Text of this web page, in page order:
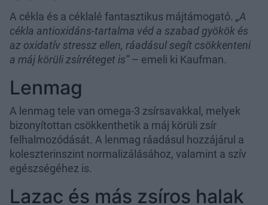
A cékla és a céklalé fantasztikus májtámogató. „A
cékla antioxidáns-tartalma véd a szabad gyökök és
az oxidatív stressz ellen, ráadásul segít csökkenteni
a máj körüli zsírréteget is”– emeli ki Kaufman.
Lenmag
A lenmag tele van omega-3 zsírsavakkal, melyek
bizonyítottan csökkenthetik a máj körüli zsír
felhalmozódását. A lenmag ráadásul hozzájárul a
koleszterinszint normalizálásához, valamint a szív
egészségéhez is.
Lazac és más zsíros halak